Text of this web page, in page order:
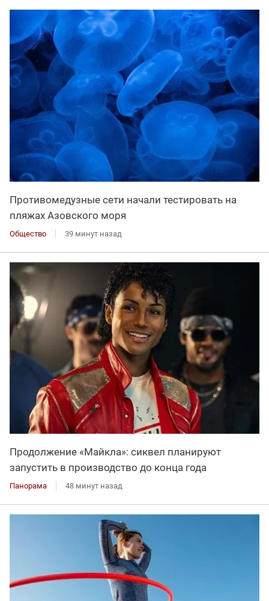
Противомедузные сети начали тестировать на
пляжах Азовского моря
Общество 39 минут назад
Продолжение «Майкла»: сиквел планируют
запустить в производство до конца года
Панорама 48 минут назад